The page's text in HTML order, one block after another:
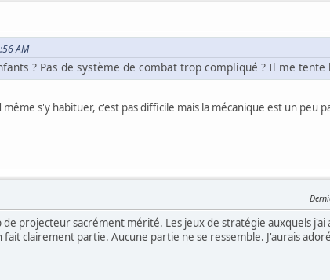
AM
? Pas de système de combat trop compliqué ? Il me
s'y habituer, c'est pas difficile mais la mécanique est un peu
projecteur sacrément mérité. Les jeux de stratégie auxquels j'ai
clairement partie. Aucune partie ne se ressemble. J'aurais